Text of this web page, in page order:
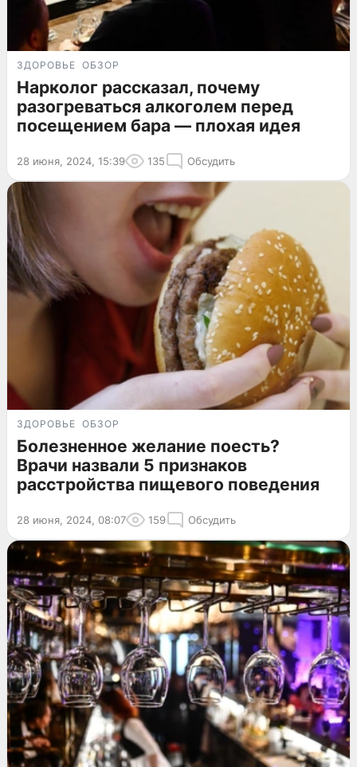
ЗДОРОВЬЕ ОБЗОР
Нарколог рассказал, почему
разогреваться алкоголем перед
посещением бара — плохая идея
28 июня, 2024, 15:39 135 Обсудить
ЗДОРОВЬЕ ОБЗОР
Болезненное желание поесть?
Врачи назвали 5 признаков
расстройства пищевого поведения
28 июня, 2024, 08:07 159 Обсудить